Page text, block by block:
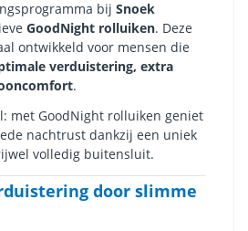
bij Snoek
GoodNight rolluiken. Deze
ontwikkeld voor mensen die
verduistering, extra
.
met GoodNight rolluiken geniet
nachtrust dankzij een uniek
volledig buitensluit.
door slimme